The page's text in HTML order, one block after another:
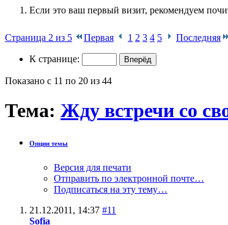
Если это ваш первый визит, рекомендуем
Страница 2 из 5 Первая 1 2 3 4 5 Последняя
К странице:
Показано с 11 по 20 из 44
Тема: Жду встречи со
Опции темы
Версия для печати
Отправить по электронной почте…
Подписаться на эту тему…
21.12.2011, 14:37 #11
Sofia